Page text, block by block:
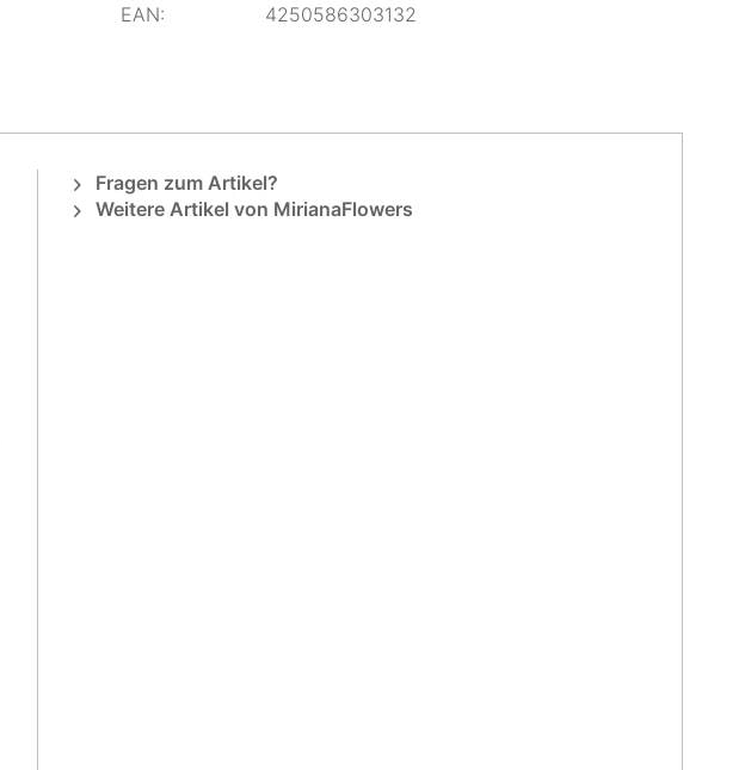
EAN:
4250586303132
Fragen zum Artikel?
Weitere Artikel von MirianaFlowers